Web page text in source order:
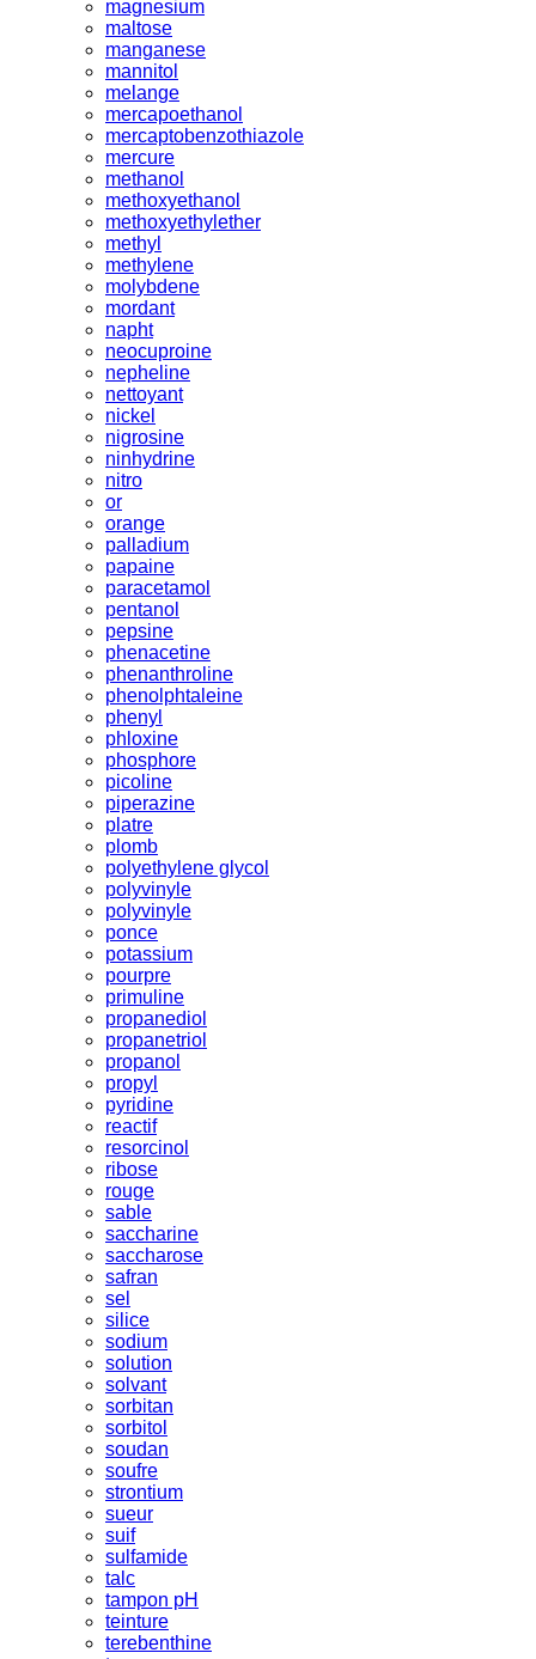
magnesium
maltose
manganese
mannitol
melange
mercapoethanol
mercaptobenzothiazole
mercure
methanol
methoxyethanol
methoxyethylether
methyl
methylene
molybdene
mordant
napht
neocuproine
nepheline
nettoyant
nickel
nigrosine
ninhydrine
nitro
or
orange
palladium
papaine
paracetamol
pentanol
pepsine
phenacetine
phenanthroline
phenolphtaleine
phenyl
phloxine
phosphore
picoline
piperazine
platre
plomb
polyethylene glycol
polyvinyle
polyvinyle
ponce
potassium
pourpre
primuline
propanediol
propanetriol
propanol
propyl
pyridine
reactif
resorcinol
ribose
rouge
sable
saccharine
saccharose
safran
sel
silice
sodium
solution
solvant
sorbitan
sorbitol
soudan
soufre
strontium
sueur
suif
sulfamide
talc
tampon pH
teinture
terebenthine